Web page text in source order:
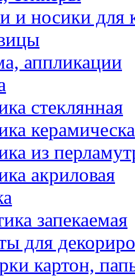
и носики для
аппликации
стеклянная
из
акриловая
запекаемая
для
картон,